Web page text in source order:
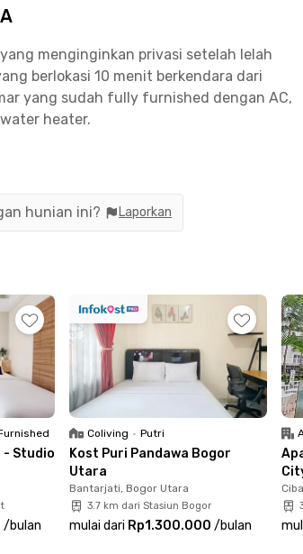
menginginkan privasi setelah lelah
berlokasi 10 menit berkendara dari
yang sudah fully furnished dengan AC,
heater.
termasuk akses untuk menggunakan
dengan banyak ruang.
dicapai kurang dari 5 menit. Menuju
butuh 15 menit berkendara.
Apartemen Bogor Icon Studio - A ini!
hunian ini? Laporkan
- Studio
/bulan
Coliving • Putri
Kost Puri Pandawa Bogor
Utara
Bantarjati, Bogor Utara
3.7 km dari Stasiun Bogor
mulai dari Rp1.300.000 /bulan